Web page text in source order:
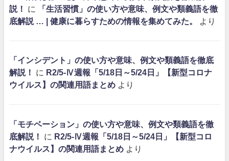
説！
に
「生活習慣」の使い方や意味、例文や類義語を徹
底解説 … | 健康に暮らすための情報を集めてみた。
より
「インシデント」の使い方や意味、例文や類義語を徹底
解説！
に R2/5-Ⅳ週報「5/18日～5/24日」【新型コロナ
ウイルス】の関連用語まとめ より
「モチベーション」の使い方や意味、例文や類義語を徹
底解説！
に R2/5-Ⅳ週報「5/18日～5/24日」【新型コロ
ナウイルス】の関連用語まとめ より